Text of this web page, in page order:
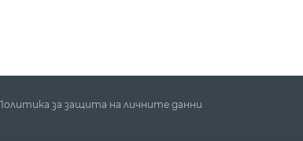
за защита на личните данни